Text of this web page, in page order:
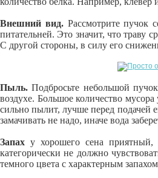
Внешний вид.Рассмотрите пучок
питательней. Это значит, что траву
С другой стороны, в силу его
Пыль.Подбросьте небольшой
воздухе. Большое количество
сильно пылит, лучше перед подачей
замачивать не надо, иначе вода
Запах у хорошего сена
категорически не должно
темного цвета с характерным